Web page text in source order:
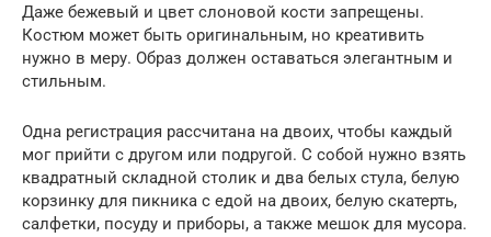
Даже бежевый и цвет слоновой кости запрещены.
Костюм может быть оригинальным, но креативить
нужно в меру. Образ должен оставаться элегантным и
стильным.
Одна регистрация рассчитана на двоих, чтобы каждый
мог прийти с другом или подругой. С собой нужно взять
квадратный складной столик и два белых стула, белую
корзинку для пикника с едой на двоих, белую скатерть,
салфетки, посуду и приборы, а также мешок для мусора.